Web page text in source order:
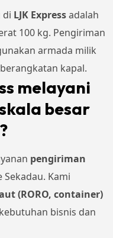
di LJK Expressadalah
100 kg. Pengiriman
armada milik
kapal.
melayani
besar
pengiriman
Sekadau. Kami
(RORO, container)
bisnis dan